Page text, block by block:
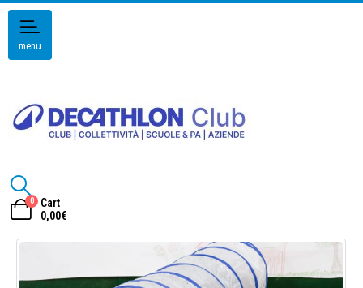
menu
0
Cart
0,00€